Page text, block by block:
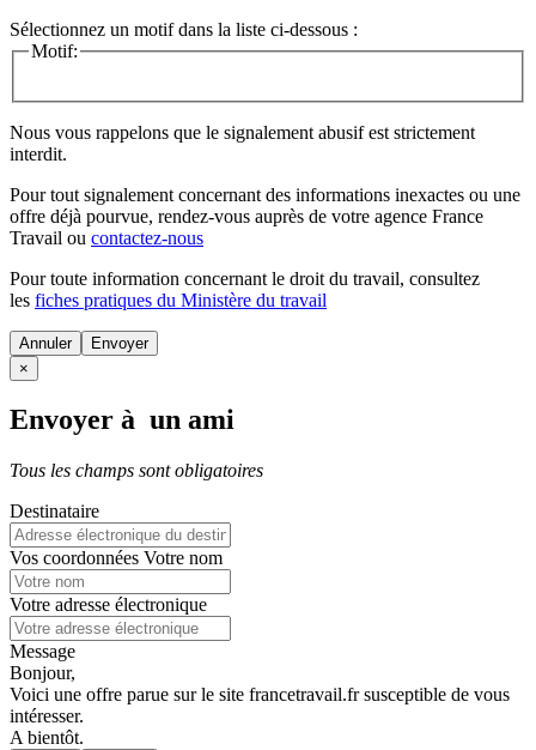
Sélectionnez un motif dans la liste ci-dessous :
Motif:
Nous vous rappelons que le signalement abusif est strictement
interdit.
Pour tout signalement concernant des informations inexactes ou une
offre déjà pourvue, rendez-vous auprès de votre agence France
Travail ou contactez-nous
Pour toute information concernant le droit du travail, consultez
les fiches pratiques du Ministère du travail
Annuler
×
Envoyer à un ami
Tous les champs sont obligatoires
Destinataire
Vos coordonnées Votre nom
Votre adresse électronique
Message
Bonjour,
Voici une offre parue sur le site francetravail.fr susceptible de vous
intéresser.
A bientôt.